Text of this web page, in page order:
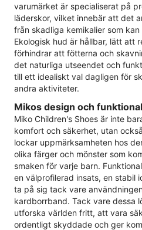
varumärket är specialiserat på
läderskor, vilket innebär att det
från skadliga kemikalier som
Ekologisk hud är hållbar, lätt att
förhindrar att fötterna och
det naturliga utseendet och
till ett idealiskt val dagligen för
andra aktiviteter.
Mikos design och
Miko Children's Shoes är inte
komfort och säkerhet, utan
lockar uppmärksamheten hos
olika färger och mönster som
smaken för varje barn.
en välprofilerad insats, en stabil
ta på sig tack vare
kardborrband. Tack vare dessa
utforska världen fritt, att vara
ordentligt skyddade och ger